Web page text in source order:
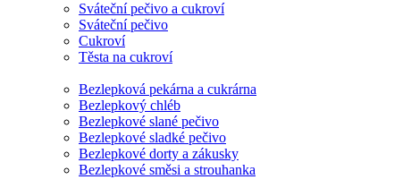
Sváteční pečivo a cukroví
Sváteční pečivo
Cukroví
Těsta na cukroví
Bezlepková pekárna a cukrárna
Bezlepkový chléb
Bezlepkové slané pečivo
Bezlepkové sladké pečivo
Bezlepkové dorty a zákusky
Bezlepkové směsi a strouhanka